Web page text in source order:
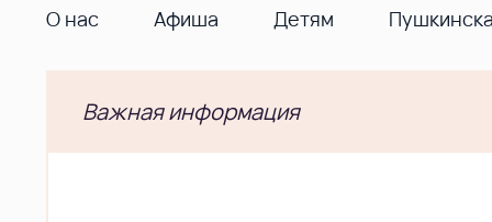
О нас Афиша Детям
Важная информация